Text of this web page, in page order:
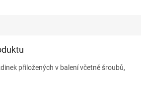
přiložených v balení včetně šroubů,